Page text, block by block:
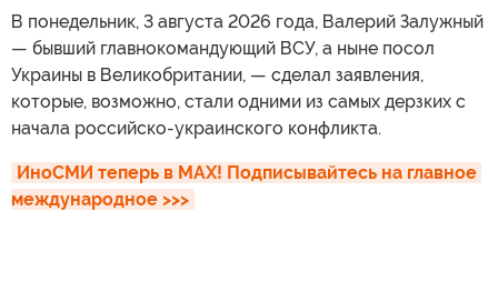
В понедельник, 3 августа 2026 года, Валерий Залужный
— бывший главнокомандующий ВСУ, а ныне посол
Украины в Великобритании, — сделал заявления,
которые, возможно, стали одними из самых дерзких с
начала российско-украинского конфликта.
ИноСМИ теперь в MAX! Подписывайтесь на главное
международное >>>